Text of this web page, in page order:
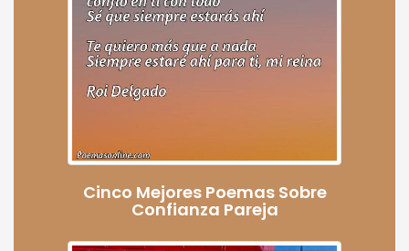
Cinco Mejores Poemas Sobre
Confianza Pareja